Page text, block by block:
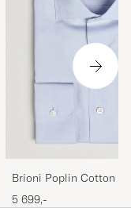
Brioni Poplin Cotton
Light Blue
5 699,-